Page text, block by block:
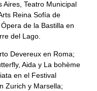
Teatro Municipal
Reina Sofía de
de la Bastilla en
del Lago.
Devereux en Roma;
Aida y La bohème
en el Festival
Zurich y Marsella;